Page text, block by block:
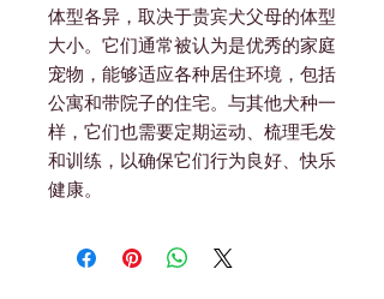
体型各异，取决于贵宾犬父母的体型
大小。它们通常被认为是优秀的家庭
宠物，能够适应各种居住环境，包括
公寓和带院子的住宅。与其他犬种一
样，它们也需要定期运动、梳理毛发
和训练，以确保它们行为良好、快乐
健康。